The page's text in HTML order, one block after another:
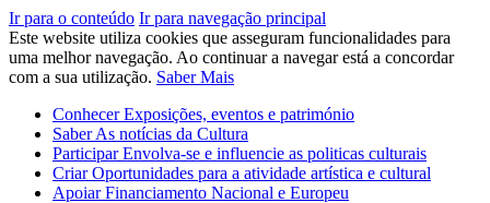
Ir para o conteúdo Ir para navegação principal
Este website utiliza cookies que asseguram funcionalidades para
uma melhor navegação. Ao continuar a navegar está a concordar
com a sua utilização. Saber Mais
ConhecerExposições, eventos e património
SaberAs notícias da Cultura
ParticiparEnvolva-se e influencie as politicas culturais
CriarOportunidades para a atividade artística e cultural
ApoiarFinanciamento Nacional e Europeu